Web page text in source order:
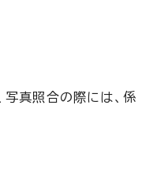
写真照合の際には、係